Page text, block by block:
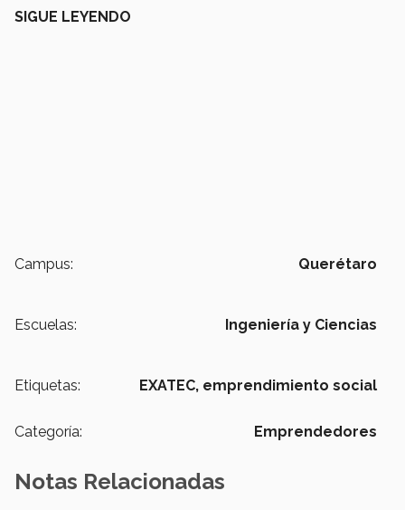
SIGUE LEYENDO
Campus: Querétaro
Escuelas: Ingeniería y Ciencias
Etiquetas: EXATEC, emprendimiento social
Categoría: Emprendedores
Notas Relacionadas